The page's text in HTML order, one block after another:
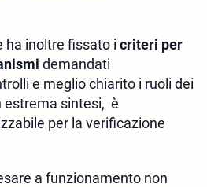
ha inoltre fissato i criteri per
demandati
e meglio chiarito i ruoli dei
estrema sintesi, è
per la verificazione
a funzionamento non